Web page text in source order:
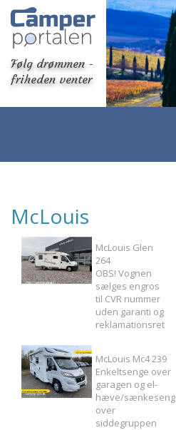
Følg drømmen -
friheden venter
McLouis
McLouis Glen
264
OBS! Vognen
sælges engros
til CVR nummer
uden garanti og
reklamationsret
McLouis Mc4 239
Enkeltsenge over
garagen og el-
hæve/sænkeseng
over
siddegruppen